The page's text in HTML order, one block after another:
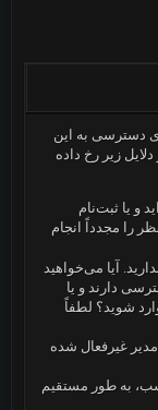
دسترسی به این
زیر رخ داده
و یا ثبت‌نام
را مجدداً انجام
آیا می‌خواهید
دارند و یا
شوید؟ لطفاً
غیرفعال شده
به طور مستقیم